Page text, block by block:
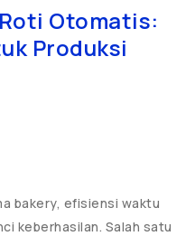
Otomatis:
Produksi
bakery, efisiensi waktu
keberhasilan. Salah satu